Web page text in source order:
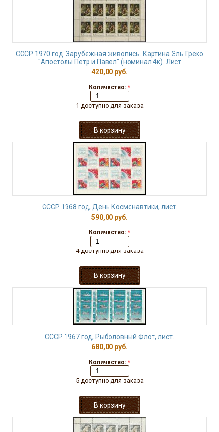
СССР 1970 год. Зарубежная живопись. Картина Эль Греко
"Апостолы Петр и Павел" (номинал 4к). Лист
420,00 руб.
Количество: *
1 доступно для заказа
СССР 1968 год, День Космонавтики, лист.
590,00 руб.
Количество: *
4 доступно для заказа
СССР 1967 год, Рыболовный Флот, лист.
680,00 руб.
Количество: *
5 доступно для заказа